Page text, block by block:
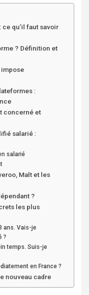
qu’il faut savoir
? Définition et
impose
:
concerné et
salarié :
salarié
Malt et les
?
les plus
ans. Vais-je
?
temps. Suis-je
en France ?
nouveau cadre